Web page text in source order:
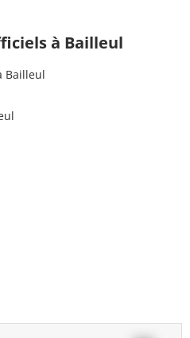
à Bailleul
Bailleul